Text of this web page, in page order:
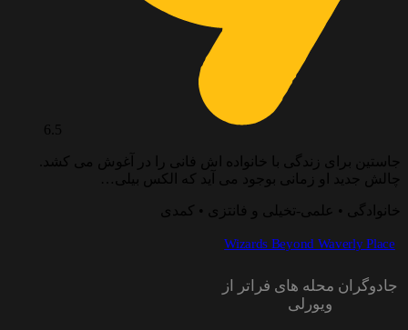
6.5
جاستین برای زندگی با خانواده اش فانی را در آغوش می کشد.
چالش جدید او زمانی بوجود می آید که الکس بیلی…
خانوادگی • علمی-تخیلی و فانتزی • کمدی
Wizards Beyond Waverly Place
جادوگران محله های فراتر از
ویورلی